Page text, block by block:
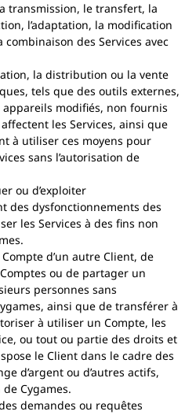
transmission, le transfert, la
l’adaptation, la modification
combinaison des Services avec
la distribution ou la vente
tels que des outils externes,
modifiés, non fournis
les Services, ainsi que
à utiliser ces moyens pour
sans l’autorisation de
ou d’exploiter
des dysfonctionnements des
les Services à des fins non
d’un autre Client, de
ou de partager un
personnes sans
ainsi que de transférer à
à utiliser un Compte, les
ou tout ou partie des droits et
le Client dans le cadre des
d’argent ou d’autres actifs,
Cygames.
demandes ou requêtes